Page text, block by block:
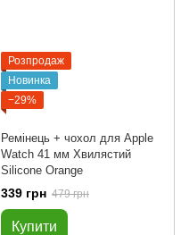
Розпродаж
Новинка
−29%
Ремінець + чохол для Apple
Watch 41 мм Хвилястий
Silicone Orange
339 грн 479 грн
Купити